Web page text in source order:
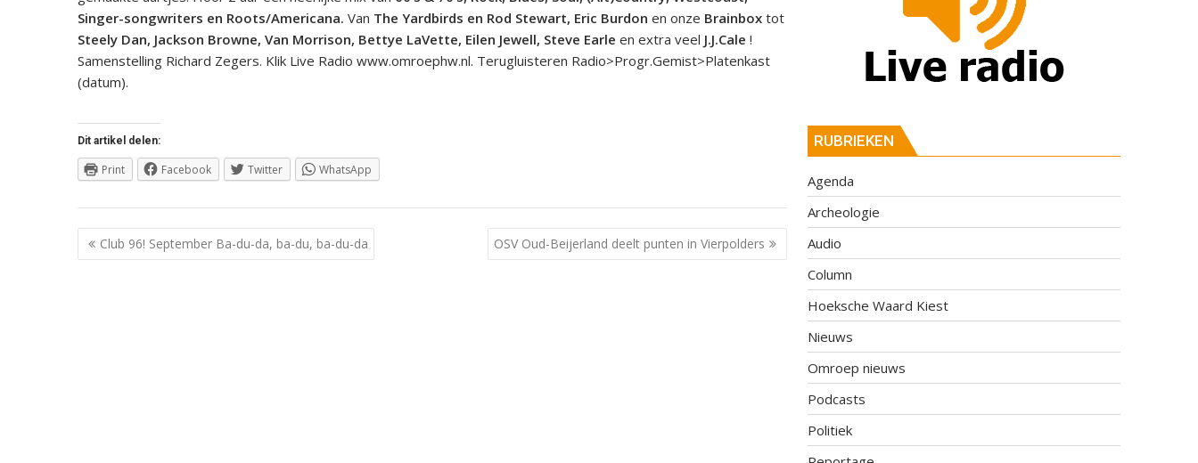
Singer-songwriters en Roots/Americana. Van The Yardbirds en Rod Stewart, Eric Burdon en onze Brainbox tot
Steely Dan, Jackson Browne, Van Morrison, Bettye LaVette, Eilen Jewell, Steve Earle en extra veel J.J.Cale !
Samenstelling Richard Zegers. Klik Live Radio www.omroephw.nl. Terugluisteren Radio>Progr.Gemist>Platenkast
(datum).
Dit artikel delen:
Print Facebook Twitter WhatsApp
Berichtnavigatie
Club 96! September Ba-du-da, ba-du, ba-du-da OSV Oud-Beijerland deelt punten in Vierpolders
RUBRIEKEN
Agenda
Archeologie
Audio
Column
Hoeksche Waard Kiest
Nieuws
Omroep nieuws
Podcasts
Politiek